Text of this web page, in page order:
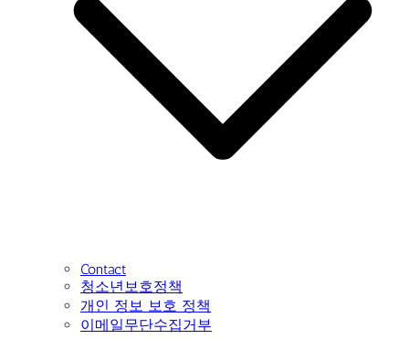
Contact
청소년보호정책
개인 정보 보호 정책
이메일무단수집거부